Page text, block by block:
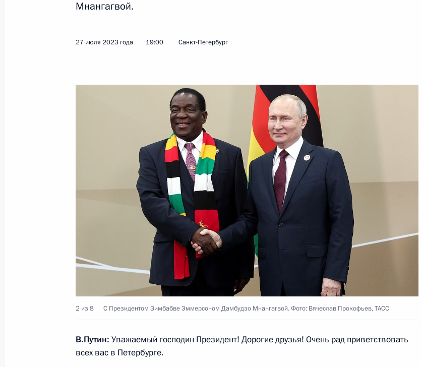
Встреча с главами делегаций африканских государств
по украинской проблематике
Санкт-Петербург
Встреча с Президентом Сенегала Макки Саллом
28 июля 2023 года, 22:30 Санкт-Петербург
Встреча с Президентом Камеруна Полем Бийя
28 июля 2023 года, 21:50 Санкт-Петербург
Встреча с Председателем Президентского совета Ливии
Мухаммедом Менфи
2
Мнангагвой.
27 июля 2023 года 19:00 Санкт-Петербург
2 из 8 С Президентом Зимбабве Эммерсоном Дамбудзо Мнангагвой. Фото: Вячеслав Прокофьев, ТАСС
В.Путин: Уважаемый господин Президент! Дорогие друзья! Очень рад приветствовать
всех вас в Петербурге.